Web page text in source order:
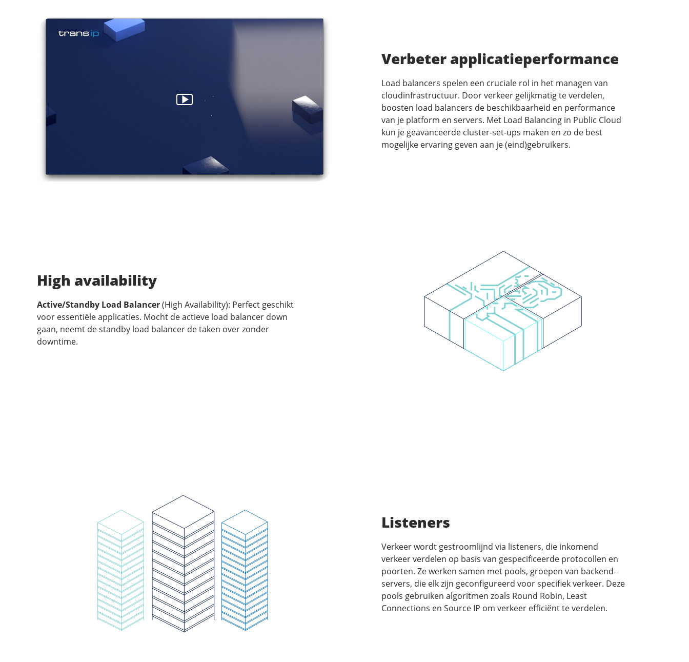
Verbeter applicatieperformance
Load balancers spelen een cruciale rol in het managen van
cloudinfrastructuur. Door verkeer gelijkmatig te verdelen,
boosten load balancers de beschikbaarheid en performance
van je platform en servers. Met Load Balancing in Public Cloud
kun je geavanceerde cluster-set-ups maken en zo de best
mogelijke ervaring geven aan je (eind)gebruikers.
High availability
Active/Standby Load Balancer(High Availability): Perfect geschikt
voor essentiële applicaties. Mocht de actieve load balancer down
gaan, neemt de standby load balancer de taken over zonder
downtime.
Listeners
Verkeer wordt gestroomlijnd via listeners, die inkomend
verkeer verdelen op basis van gespecificeerde protocollen en
poorten. Ze werken samen met pools, groepen van backend-
servers, die elk zijn geconfigureerd voor specifiek verkeer. Deze
pools gebruiken algoritmen zoals Round Robin, Least
Connections en Source IP om verkeer efficiënt te verdelen.